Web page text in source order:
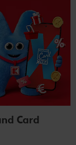
Card